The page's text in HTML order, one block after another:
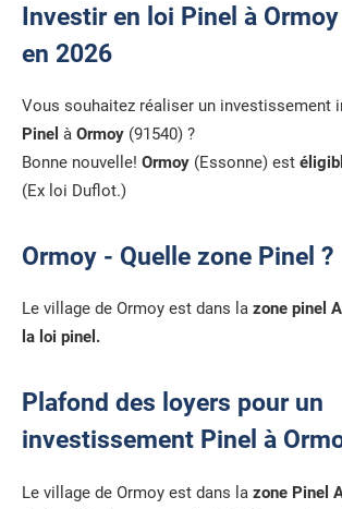
Investir en loi Pinel à
en 2026
Vous souhaitez réaliser un investissement
Pinel à Ormoy (91540) ?
Bonne nouvelle! Ormoy (Essonne) est
(Ex loi Duflot.)
Ormoy - Quelle zone Pinel ?
Le village de Ormoy est dans la zone pinel
la loi pinel.
Plafond des loyers pour un
investissement Pinel à
Le village de Ormoy est dans la zone Pinel